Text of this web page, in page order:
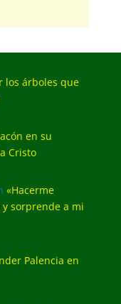
los árboles que
en su
Cristo
«Hacerme
sorprende a mi
Palencia en